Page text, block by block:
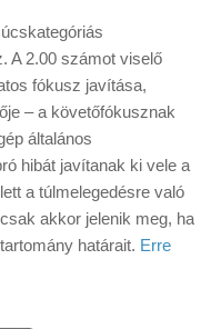
A 2.00 számot viselő
fókusz javítása,
– a követőfókusznak
általános
hibát javítanak ki vele a
a túlmelegedésre való
akkor jelenik meg, ha
határait. Erre